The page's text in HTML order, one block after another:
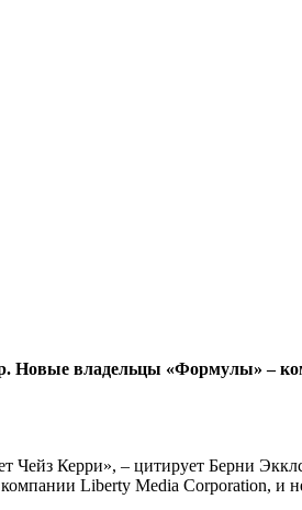
Новые владельцы «Формулы» –
Керри», – цитирует Берни
Liberty Media Corporation, и